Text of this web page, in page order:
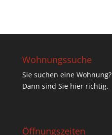
Wohnungssuche
Sie suchen eine Wohnung?
Dann sind Sie hier richtig.
Öffnungszeiten